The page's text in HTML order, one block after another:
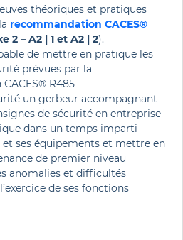
théoriques et pratiques
recommandation CACES®
2 – A2 | 1 et A2 | 2).
de mettre en pratique les
prévues par la
R485
un gerbeur accompagnant
de sécurité en entreprise
dans un temps imparti
et ses équipements et mettre en
de premier niveau
anomalies et difficultés